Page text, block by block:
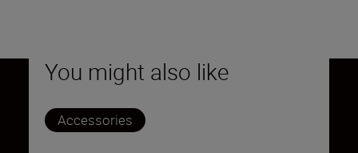
You might also like
Accessories